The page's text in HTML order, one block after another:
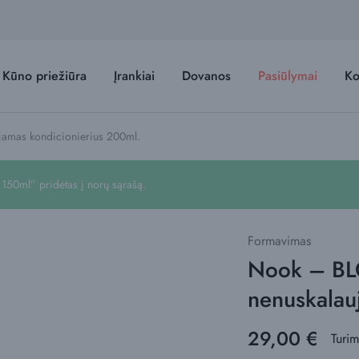
Kūno priežiūra Įrankiai Dovanos Pasiūlymai
kondicionierius 200ml.
pridėtas į norų sąrašą.
Formavimas
Nook –
29,00 €